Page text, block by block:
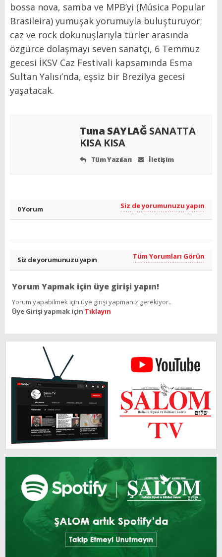
bossa nova, samba ve MPB’yi (Música Popular
Brasileira) yumuşak yorumuyla buluşturuyor;
caz ve rock dokunuşlarıyla türler arasında
özgürce dolaşmayı seven sanatçı, 6 Temmuz
gecesi İKSV Caz Festivali kapsamında Esma
Sultan Yalısı’nda, eşsiz bir Brezilya gecesi
yaşatacak.
Tuna SAYLAĞ SANATTA
KISA KISA
Tüm Yazıları İletişim
0 Yorum Siz de yorumunuzu yapın
Siz de yorumunuzu yapın Tüm Yorumları Görün
Yorum Yapmak için üye girişi yapın!
Yorum yapabilmek için üye girişi yapmanız gerekiyor..
Üye Girişi yapmak için Tıklayın